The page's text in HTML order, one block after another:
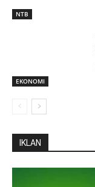
NTB
EKONOMI
IKLAN